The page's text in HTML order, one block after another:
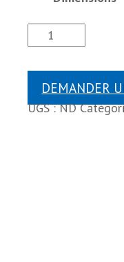
DEMANDER
UGS :ND